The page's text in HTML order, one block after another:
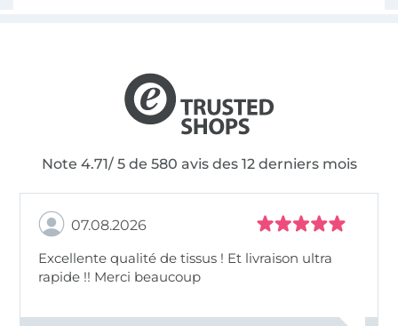
Note 4.71/ 5 de 580 avis des 12 derniers mois
07.08.2026
Excellente qualité de tissus ! Et livraison ultra
rapide !! Merci beaucoup